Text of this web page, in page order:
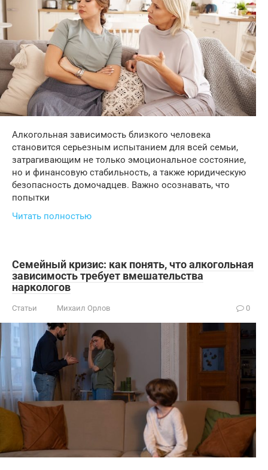
Алкогольная зависимость близкого человека
становится серьезным испытанием для всей семьи,
затрагивающим не только эмоциональное состояние,
но и финансовую стабильность, а также юридическую
безопасность домочадцев. Важно осознавать, что
попытки
Читать полностью
Семейный кризис: как понять, что алкогольная
зависимость требует вмешательства
наркологов
Статьи Михаил Орлов 0